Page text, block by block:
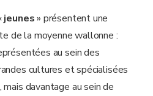
jeunes» présentent une
de la moyenne wallonne :
au sein des
cultures et spécialisées
mais davantage au sein de